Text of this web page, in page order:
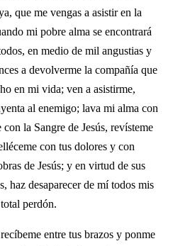
que me vengas a asistir en la
mi pobre alma se encontrará
en medio de mil angustias y
a devolverme la compañía que
en mi vida; ven a asistirme,
al enemigo; lava mi alma con
la Sangre de Jesús, revísteme
con tus dolores y con
de Jesús; y en virtud de sus
haz desaparecer de mí todos mis
perdón.
entre tus brazos y ponme